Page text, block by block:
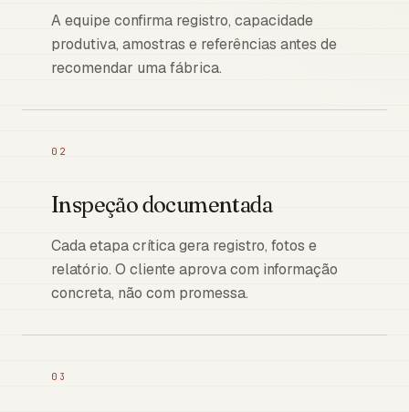
A equipe confirma registro, capacidade
produtiva, amostras e referências antes de
recomendar uma fábrica.
02
Inspeção documentada
Cada etapa crítica gera registro, fotos e
relatório. O cliente aprova com informação
concreta, não com promessa.
03